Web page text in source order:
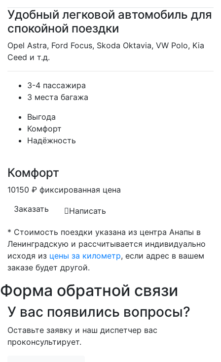
Удобный легковой автомобиль для
спокойной поездки
Opel Astra, Ford Focus, Skoda Oktavia, VW Polo, Kia
Ceed и т.д.
3-4 пассажира
3 места багажа
Выгода
Комфорт
Надёжность
Комфорт
10150 ₽ фиксированная цена
Заказать
Написать
* Стоимость поездки указана из центра Анапы в
Ленинградскую и рассчитывается индивидуально
исходя из цены за километр, если адрес в вашем
заказе будет другой.
Форма обратной связи
У вас появились вопросы?
Оставьте заявку и наш диспетчер вас
проконсультирует.